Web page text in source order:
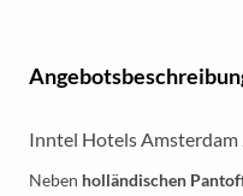
Inntel Hotels Amsterdam
Neben holländischen